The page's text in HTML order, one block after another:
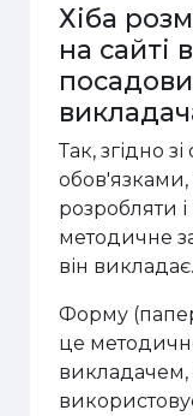
Хіба
на сайті
Так, згідно
розробляти
методичне
він викладає.
Форму
це
викладачем,